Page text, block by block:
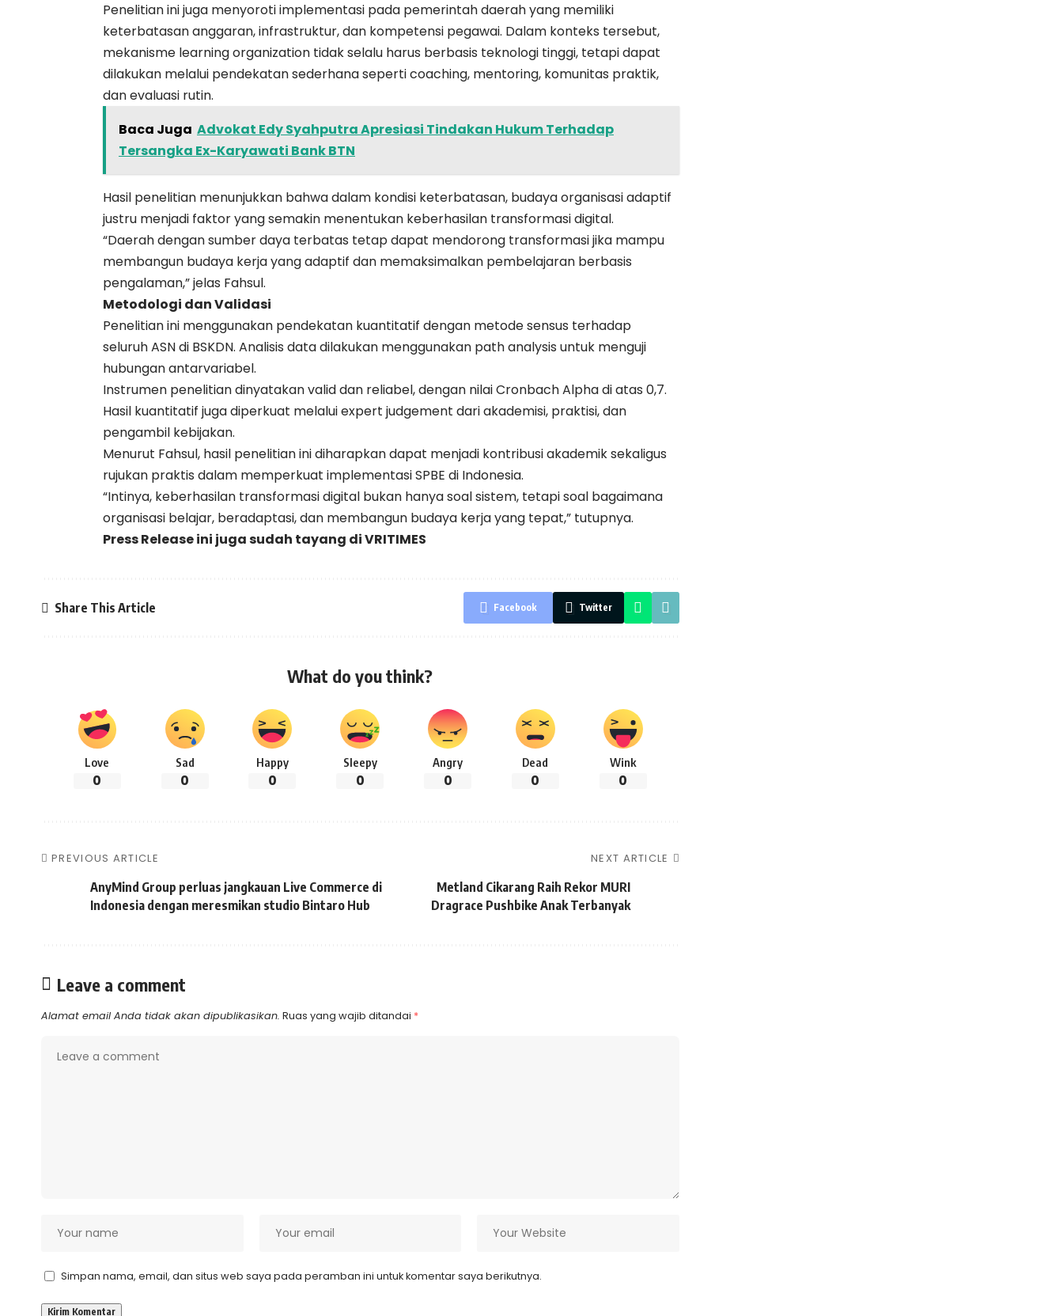
Penelitian ini juga menyoroti implementasi pada pemerintah daerah yang memiliki
keterbatasan anggaran, infrastruktur, dan kompetensi pegawai. Dalam konteks tersebut,
mekanisme learning organization tidak selalu harus berbasis teknologi tinggi, tetapi dapat
dilakukan melalui pendekatan sederhana seperti coaching, mentoring, komunitas praktik,
dan evaluasi rutin.
Baca Juga Advokat Edy Syahputra Apresiasi Tindakan Hukum Terhadap
Tersangka Ex-Karyawati Bank BTN
Hasil penelitian menunjukkan bahwa dalam kondisi keterbatasan, budaya organisasi adaptif
justru menjadi faktor yang semakin menentukan keberhasilan transformasi digital.
“Daerah dengan sumber daya terbatas tetap dapat mendorong transformasi jika mampu
membangun budaya kerja yang adaptif dan memaksimalkan pembelajaran berbasis
pengalaman,” jelas Fahsul.
Metodologi dan Validasi
Penelitian ini menggunakan pendekatan kuantitatif dengan metode sensus terhadap
seluruh ASN di BSKDN. Analisis data dilakukan menggunakan path analysis untuk menguji
hubungan antarvariabel.
Instrumen penelitian dinyatakan valid dan reliabel, dengan nilai Cronbach Alpha di atas 0,7.
Hasil kuantitatif juga diperkuat melalui expert judgement dari akademisi, praktisi, dan
pengambil kebijakan.
Menurut Fahsul, hasil penelitian ini diharapkan dapat menjadi kontribusi akademik sekaligus
rujukan praktis dalam memperkuat implementasi SPBE di Indonesia.
“Intinya, keberhasilan transformasi digital bukan hanya soal sistem, tetapi soal bagaimana
organisasi belajar, beradaptasi, dan membangun budaya kerja yang tepat,” tutupnya.
Press Release ini juga sudah tayang diVRITIMES
Share This Article Facebook Twitter
What do you think?
Love
0
Sad
0
Happy
0
Sleepy
0
Angry
0
Dead
0
Wink
0
PREVIOUS ARTICLE
AnyMind Group perluas jangkauan Live Commerce di
Indonesia dengan meresmikan studio Bintaro Hub
NEXT ARTICLE
Metland Cikarang Raih Rekor MURI
Dragrace Pushbike Anak Terbanyak
Leave a comment
Alamat email Anda tidak akan dipublikasikan. Ruas yang wajib ditandai *
Simpan nama, email, dan situs web saya pada peramban ini untuk komentar saya berikutnya.